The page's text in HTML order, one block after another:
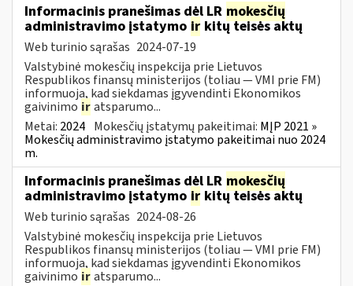
Informacinis pranešimas dėl LR mokesčių
administravimo įstatymo ir kitų teisės aktų
Web turinio sąrašas 2024-07-19
Valstybinė mokesčių inspekcija prie Lietuvos
Respublikos finansų ministerijos (toliau — VMI prie FM)
informuoja, kad siekdamas įgyvendinti Ekonomikos
gaivinimo iratsparumo...
Metai: 2024 Mokesčių įstatymų pakeitimai: MĮP 2021 »
Mokesčių administravimo įstatymo pakeitimai nuo 2024
m.
Informacinis pranešimas dėl LR mokesčių
administravimo įstatymo ir kitų teisės aktų
Web turinio sąrašas 2024-08-26
Valstybinė mokesčių inspekcija prie Lietuvos
Respublikos finansų ministerijos (toliau — VMI prie FM)
informuoja, kad siekdamas įgyvendinti Ekonomikos
gaivinimo iratsparumo...